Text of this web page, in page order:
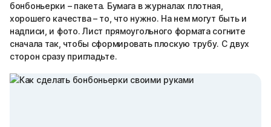
бонбоньерки – пакета. Бумага в журналах плотная,
хорошего качества – то, что нужно. На нем могут быть и
надписи, и фото. Лист прямоугольного формата согните
сначала так, чтобы сформировать плоскую трубу. С двух
сторон сразу пригладьте.